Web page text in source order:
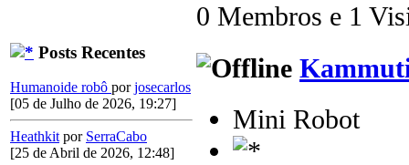
Posts Recentes
Humanoide robô porjosecarlos
[05 de Julho de 2026, 19:27]
Heathkit por SerraCabo
[25 de Abril de 2026, 12:48]
0 Membros e 1
Mini Robot